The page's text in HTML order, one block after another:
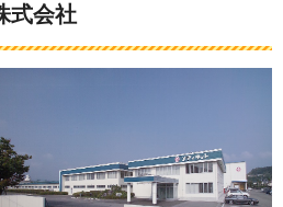
式会社